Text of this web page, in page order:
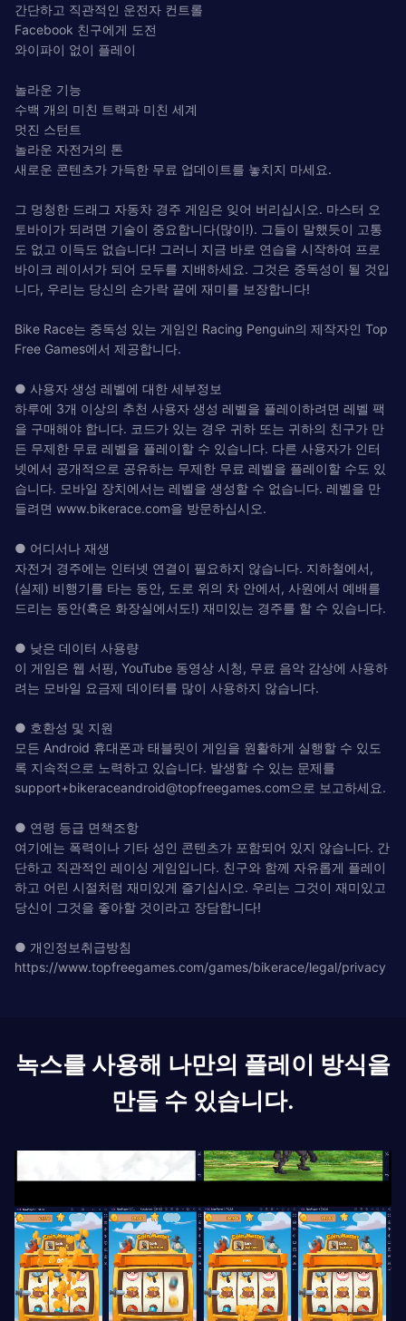
간단하고 직관적인 운전자 컨트롤
Facebook 친구에게 도전
와이파이 없이 플레이
놀라운 기능
수백 개의 미친 트랙과 미친 세계
멋진 스턴트
놀라운 자전거의 톤
새로운 콘텐츠가 가득한 무료 업데이트를 놓치지 마세요.
그 멍청한 드래그 자동차 경주 게임은 잊어 버리십시오. 마스터 오
토바이가 되려면 기술이 중요합니다(많이!). 그들이 말했듯이 고통
도 없고 이득도 없습니다! 그러니 지금 바로 연습을 시작하여 프로
바이크 레이서가 되어 모두를 지배하세요. 그것은 중독성이 될 것입
니다, 우리는 당신의 손가락 끝에 재미를 보장합니다!
Bike Race는 중독성 있는 게임인 Racing Penguin의 제작자인 Top
Free Games에서 제공합니다.
● 사용자 생성 레벨에 대한 세부정보
하루에 3개 이상의 추천 사용자 생성 레벨을 플레이하려면 레벨 팩
을 구매해야 합니다. 코드가 있는 경우 귀하 또는 귀하의 친구가 만
든 무제한 무료 레벨을 플레이할 수 있습니다. 다른 사용자가 인터
넷에서 공개적으로 공유하는 무제한 무료 레벨을 플레이할 수도 있
습니다. 모바일 장치에서는 레벨을 생성할 수 없습니다. 레벨을 만
들려면 www.bikerace.com을 방문하십시오.
● 어디서나 재생
자전거 경주에는 인터넷 연결이 필요하지 않습니다. 지하철에서,
(실제) 비행기를 타는 동안, 도로 위의 차 안에서, 사원에서 예배를
드리는 동안(혹은 화장실에서도!) 재미있는 경주를 할 수 있습니다.
● 낮은 데이터 사용량
이 게임은 웹 서핑, YouTube 동영상 시청, 무료 음악 감상에 사용하
려는 모바일 요금제 데이터를 많이 사용하지 않습니다.
● 호환성 및 지원
모든 Android 휴대폰과 태블릿이 게임을 원활하게 실행할 수 있도
록 지속적으로 노력하고 있습니다. 발생할 수 있는 문제를
support+bikeraceandroid@topfreegames.com으로 보고하세요.
● 연령 등급 면책조항
여기에는 폭력이나 기타 성인 콘텐츠가 포함되어 있지 않습니다. 간
단하고 직관적인 레이싱 게임입니다. 친구와 함께 자유롭게 플레이
하고 어린 시절처럼 재미있게 즐기십시오. 우리는 그것이 재미있고
당신이 그것을 좋아할 것이라고 장담합니다!
● 개인정보취급방침
https://www.topfreegames.com/games/bikerace/legal/privacy
녹스를 사용해 나만의 플레이 방식을
만들 수 있습니다.